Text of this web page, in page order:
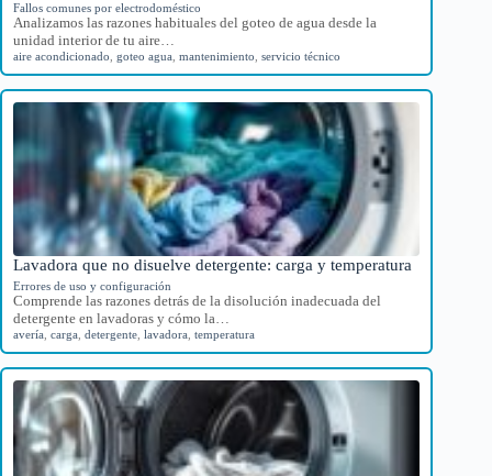
Fallos comunes por electrodoméstico
Analizamos las razones habituales del goteo de agua desde la
unidad interior de tu aire…
aire acondicionado goteo agua mantenimiento servicio técnico
Lavadora que no disuelve detergente: carga y temperatura
Errores de uso y configuración
Comprende las razones detrás de la disolución inadecuada del
detergente en lavadoras y cómo la…
avería carga detergente lavadora temperatura